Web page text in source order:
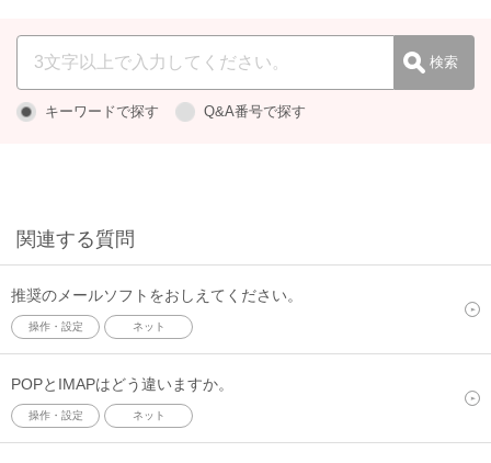
キーワードで探す Q&A番号で探す
関連する質問
推奨のメールソフトをおしえてください。
操作・設定 ネット
POPとIMAPはどう違いますか。
操作・設定 ネット